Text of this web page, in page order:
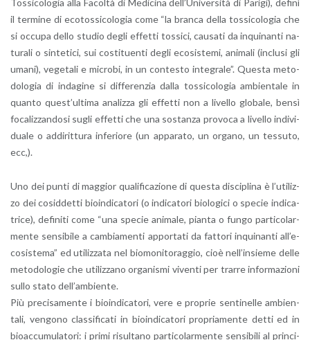
Tos­si­co­lo­gia alla Fa­col­tà di Me­di­ci­na del­l’U­ni­ver­si­tà di Pa­ri­gi), de­fi­nì
il ter­mi­ne di eco­tos­si­co­lo­gia come “la bran­ca della tos­si­co­lo­gia che
si oc­cu­pa dello stu­dio degli ef­fet­ti tos­si­ci, cau­sa­ti da in­qui­nan­ti na­
tu­ra­li o sin­te­ti­ci, sui co­sti­tuen­ti degli eco­si­ste­mi, ani­ma­li (in­clu­si gli
umani), ve­ge­ta­li e mi­cro­bi, in un con­te­sto in­te­gra­le”. Que­sta me­to­
do­lo­gia di in­da­gi­ne si dif­fe­ren­zia dalla tos­si­co­lo­gia am­bien­ta­le in
quan­to que­st’ul­ti­ma ana­liz­za gli ef­fet­ti non a li­vel­lo glo­ba­le, bensì
fo­ca­liz­zan­do­si sugli ef­fet­ti che una so­stan­za pro­vo­ca a li­vel­lo in­di­vi­
dua­le o ad­di­rit­tu­ra in­fe­rio­re (un ap­pa­ra­to, un or­ga­no, un tes­su­to,
ecc,).
Uno dei punti di mag­gior qua­li­fi­ca­zio­ne di que­sta di­sci­pli­na è l’u­ti­liz­
zo dei co­sid­det­ti bioin­d­i­ca­to­ri (o in­di­ca­to­ri bio­lo­g­i­ci o spe­cie in­di­ca­
tri­ce), de­fi­ni­ti come “una spe­cie ani­ma­le, pian­ta o fungo par­ti­co­lar­
men­te sen­si­bi­le a cam­bia­men­ti ap­por­ta­ti da fat­to­ri in­qui­nan­ti al­l’e­
co­si­ste­ma” ed uti­liz­za­ta nel bio­mo­n­i­to­rag­gio, cioè nel­l’in­sie­me delle
me­to­do­lo­gie che uti­liz­za­no or­ga­ni­smi vi­ven­ti per trar­re in­for­ma­zio­ni
sullo stato del­l’am­bien­te.
Più pre­ci­sa­men­te i bioin­d­i­ca­to­ri, vere e pro­prie sen­ti­nel­le am­bien­
ta­li, ven­go­no clas­si­fi­ca­ti in bioin­d­i­ca­to­ri pro­pria­men­te detti ed in
bioac­c­u­mu­la­to­ri: i primi ri­sul­ta­no par­ti­co­lar­men­te sen­si­bi­li al prin­ci­